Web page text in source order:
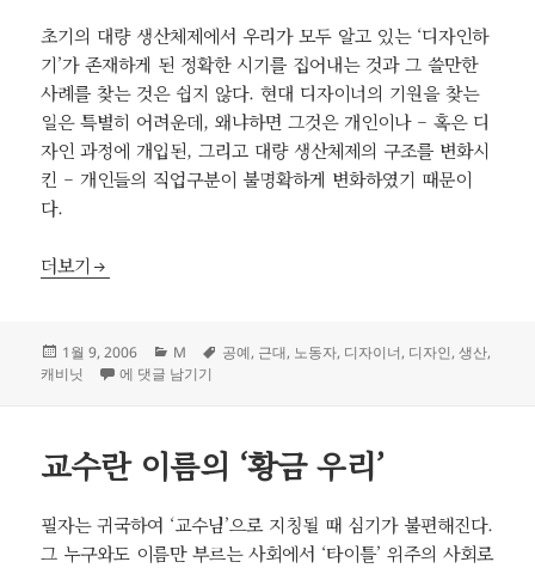
초기의 대량 생산체제에서 우리가 모두 알고 있는 ‘디자인하
기’가 존재하게 된 정확한 시기를 집어내는 것과 그 쓸만한
사례를 찾는 것은 쉽지 않다. 현대 디자이너의 기원을 찾는
일은 특별히 어려운데, 왜냐하면 그것은 개인이나 – 혹은 디
자인 과정에 개입된, 그리고 대량 생산체제의 구조를 변화시
킨 – 개인들의 직업구분이 불명확하게 변화하였기 때문이
다.
공예생산체제의 디자이너들
더보기
작
성
1월 9, 2006
카
테
M
태
공예, 근대, 노동자, 디자이너, 디자인,생산,
캐비닛
공예생산체제의 디자이너들
에 댓글 남기기
교수란 이름의 ‘황금 우리’
필자는 귀국하여 ‘교수님’으로 지칭될 때 심기가 불편해진다.
그 누구와도 이름만 부르는 사회에서 ‘타이틀’ 위주의 사회로